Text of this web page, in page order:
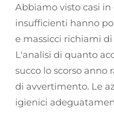
Abbiamo visto casi
insufficienti hanno
e massicci richiami
L'analisi di quanto
succo lo scorso anno
di avvertimento. Le
igienici